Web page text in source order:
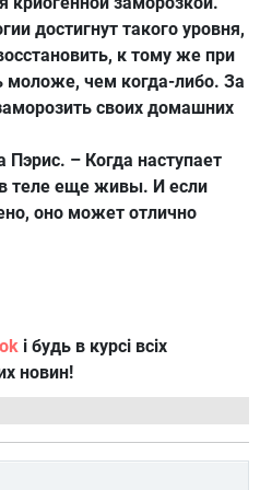
достигнут такого уровня,
к тому же при
моложе, чем когда-либо. За
своих домашних
Пэрис. – Когда наступает
теле еще живы. И если
оно может отлично
і будь в курсі всіх
новин!